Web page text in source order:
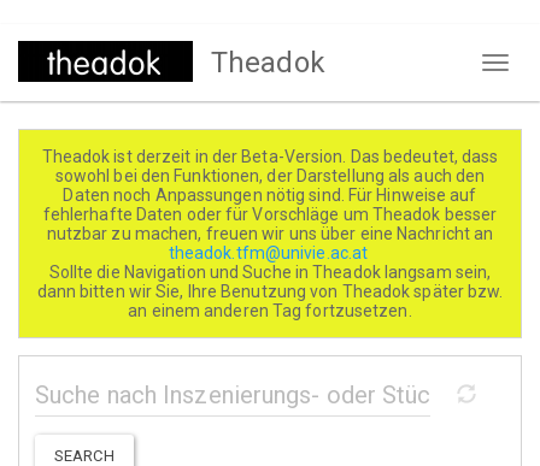
Direkt
Theadok
Theadok ist derzeit in der Beta-Version. Das bedeutet, dass
sowohl bei den Funktionen, der Darstellung als auch den
Daten noch Anpassungen nötig sind. Für Hinweise auf
fehlerhafte Daten oder für Vorschläge um Theadok besser
nutzbar zu machen, freuen wir uns über eine Nachricht an
theadok.tfm@univie.ac.at
Sollte die Navigation und Suche in Theadok langsam sein,
dann bitten wir Sie, Ihre Benutzung von Theadok später bzw.
an einem anderen Tag fortzusetzen.
SEARCH